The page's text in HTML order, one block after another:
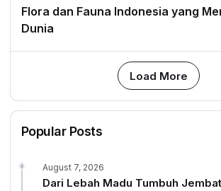
Flora dan Fauna Indonesia yang
Dunia
Load More
Popular Posts
Dari Lebah Madu Tumbuh
August 7, 2026